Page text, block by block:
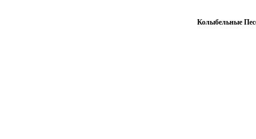
Колыбельные